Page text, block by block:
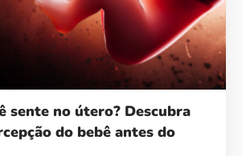
sente no útero? Descubra
do bebê antes do